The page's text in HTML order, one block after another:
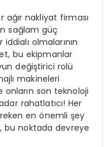
ağır nakliyat firması
sağlam güç
olmalarının
bu ekipmanlar
değiştirici rolü
makineleri
onların son teknoloji
rahatlatıcı! Her
en önemli şey
bu noktada devreye